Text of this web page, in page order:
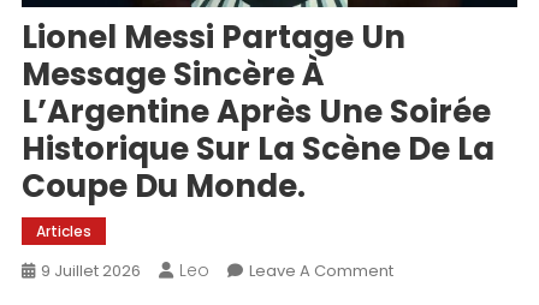
Lionel Messi Partage Un
Message Sincère À
L’Argentine Après Une Soirée
Historique Sur La Scène De La
Coupe Du Monde.
Articles
9 Juillet 2026 Leo Leave A CommentOn